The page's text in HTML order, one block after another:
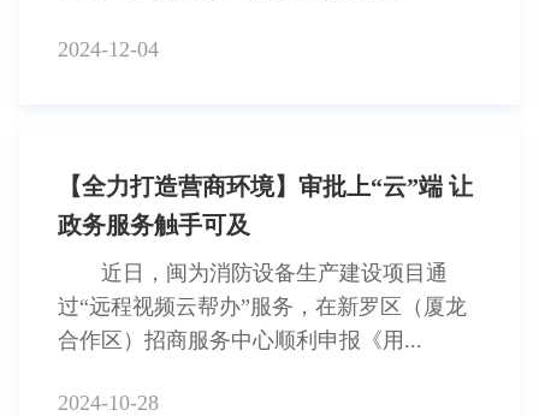
2024-12-04
【全力打造营商环境】审批上“云”端 让
政务服务触手可及
近日，闽为消防设备生产建设项目通
过“远程视频云帮办”服务，在新罗区（厦龙
合作区）招商服务中心顺利申报《用...
2024-10-28